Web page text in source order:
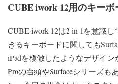
CUBE iwork 12用のキー
CUBE iwork 12は2 in 1を意識
きるキーボードに関しても
iPadを模倣したようなデザイ
Proの台頭やSurfaceシリーズも